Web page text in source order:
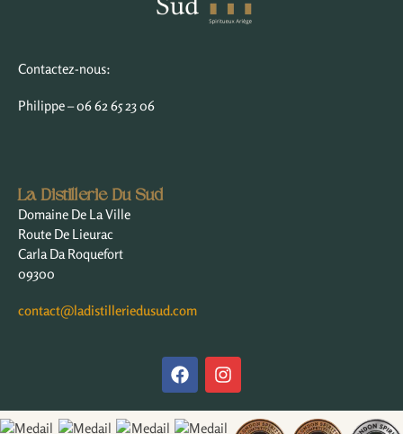
Contactez-nous:
Philippe – 06 62 65 23 06
La Distillerie Du Sud
Domaine De La Ville
Route De Lieurac
Carla Da Roquefort
09300
contact@ladistilleriedusud.com